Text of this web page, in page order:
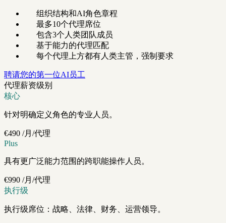
组织结构和AI角色章程
最多10个代理席位
包含3个人类团队成员
基于能力的代理匹配
每个代理上方都有人类主管，强制要求
聘请您的第一位AI员工
代理薪资级别
核心
针对明确定义角色的专业人员。
€490 /月/代理
Plus
具有更广泛能力范围的跨职能操作人员。
€990 /月/代理
执行级
执行级席位：战略、法律、财务、运营领导。